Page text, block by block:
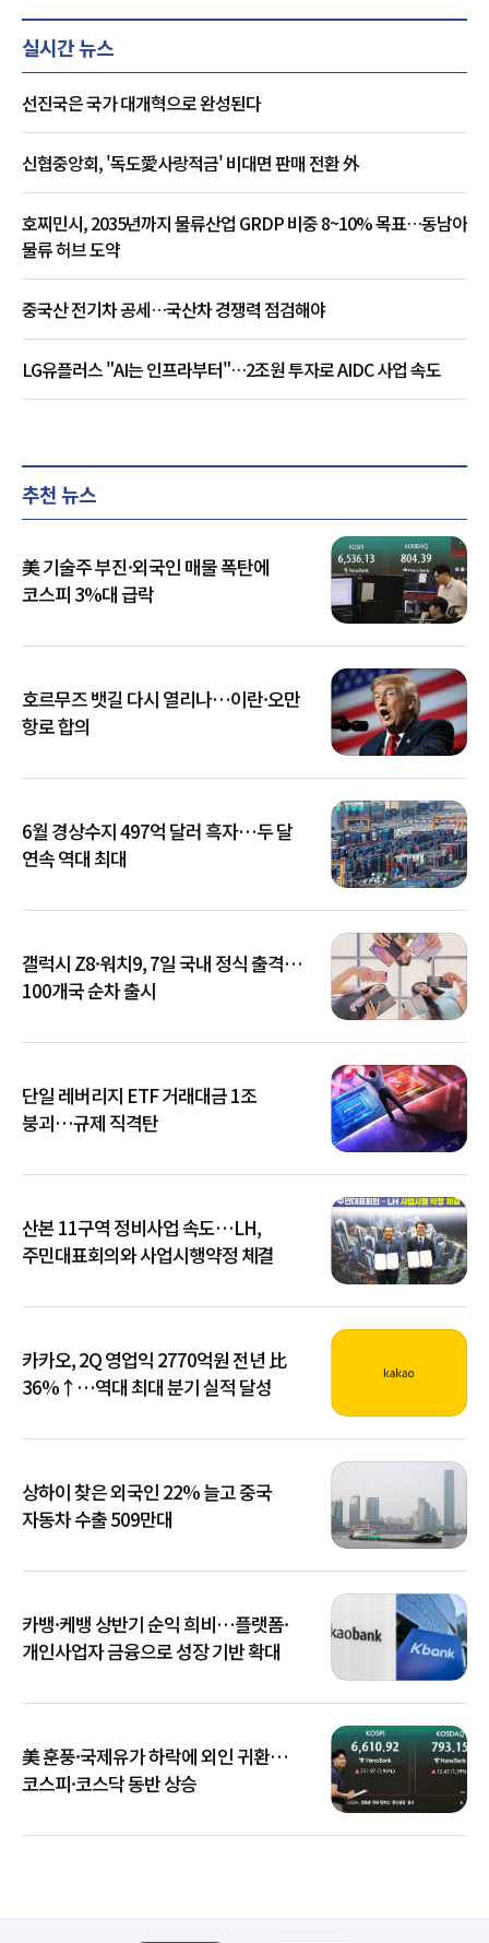
실시간 뉴스
선진국은 국가 대개혁으로 완성된다
신협중앙회, '독도愛사랑적금' 비대면 판매 전환 外
호찌민시, 2035년까지 물류산업 GRDP 비중 8~10% 목표…동남아
물류 허브 도약
중국산 전기차 공세…국산차 경쟁력 점검해야
LG유플러스 "AI는 인프라부터"…2조원 투자로 AIDC 사업 속도
추천 뉴스
美 기술주 부진·외국인 매물 폭탄에
코스피 3%대 급락
호르무즈 뱃길 다시 열리나…이란·오만
항로 합의
6월 경상수지 497억 달러 흑자…두 달
연속 역대 최대
갤럭시 Z8·워치9, 7일 국내 정식 출격…
100개국 순차 출시
단일 레버리지 ETF 거래대금 1조
붕괴…규제 직격탄
산본 11구역 정비사업 속도…LH,
주민대표회의와 사업시행약정 체결
카카오, 2Q 영업익 2770억원 전년 比
36%↑…역대 최대 분기 실적 달성
상하이 찾은 외국인 22% 늘고 중국
자동차 수출 509만대
카뱅·케뱅 상반기 순익 희비…플랫폼·
개인사업자 금융으로 성장 기반 확대
美 훈풍·국제유가 하락에 외인 귀환…
코스피·코스닥 동반 상승